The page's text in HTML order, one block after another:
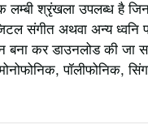
लम्बी श्रृंखला उपलब्ध है
संगीत अथवा अन्य
बना कर डाउनलोड की जा
पॉलीफोनिक,